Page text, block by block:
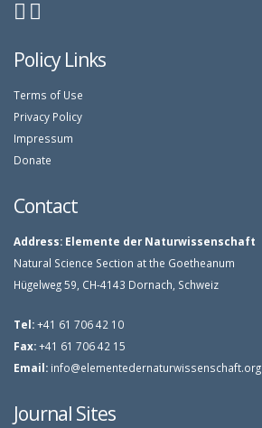
Policy Links
Terms of Use
Privacy Policy
Impressum
Donate
Contact
Address: Elemente der Naturwissenschaft
Natural Science Section at the Goetheanum
Hügelweg 59, CH-4143 Dornach, Schweiz
Tel:+41 61 706 42 10
Fax:+41 61 706 42 15
Email: info@elementedernaturwissenschaft.org
Journal Sites